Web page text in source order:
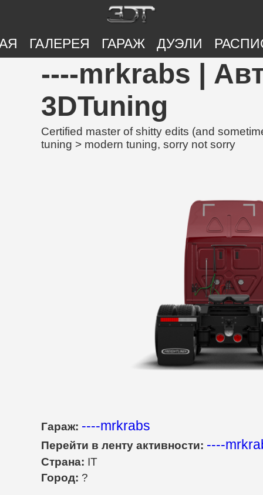
ГАЛЕРЕЯ ГАРАЖ ДУЭЛИ
----mrkrabs |
3DTuning
Certified master of shitty edits (and
tuning > modern tuning, sorry not sorry
Гараж: ----mrkrabs
Перейти в ленту активности: ----
Страна: IT
Город: ?